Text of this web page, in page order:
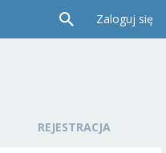
Zaloguj się
REJESTRACJA